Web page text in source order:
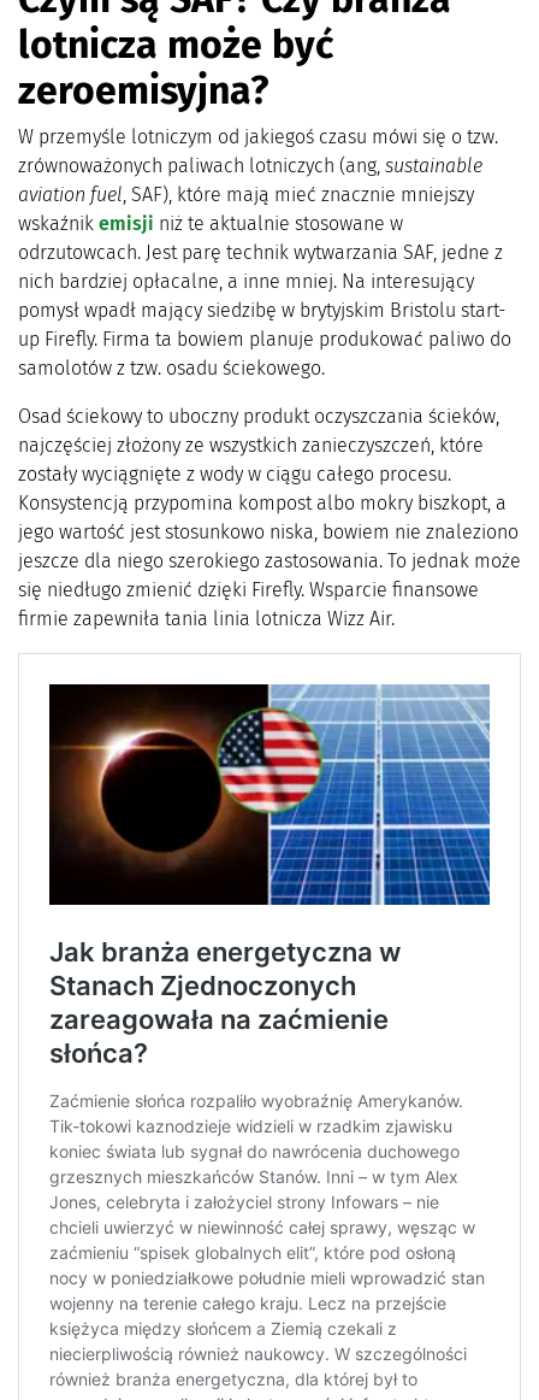
lotnicza może być
zeroemisyjna?
W przemyśle lotniczym od jakiegoś czasu mówi się o tzw.
zrównoważonych paliwach lotniczych (ang, sustainable
aviation fuel, SAF), które mają mieć znacznie mniejszy
wskaźnik emisji niż te aktualnie stosowane w
odrzutowcach. Jest parę technik wytwarzania SAF, jedne z
nich bardziej opłacalne, a inne mniej. Na interesujący
pomysł wpadł mający siedzibę w brytyjskim Bristolu start-
up Firefly. Firma ta bowiem planuje produkować paliwo do
samolotów z tzw. osadu ściekowego.
Osad ściekowy to uboczny produkt oczyszczania ścieków,
najczęściej złożony ze wszystkich zanieczyszczeń, które
zostały wyciągnięte z wody w ciągu całego procesu.
Konsystencją przypomina kompost albo mokry biszkopt, a
jego wartość jest stosunkowo niska, bowiem nie znaleziono
jeszcze dla niego szerokiego zastosowania. To jednak może
się niedługo zmienić dzięki Firefly. Wsparcie finansowe
firmie zapewniła tania linia lotnicza Wizz Air.